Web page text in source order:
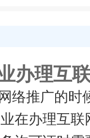
办理互
络推广的
在办理互